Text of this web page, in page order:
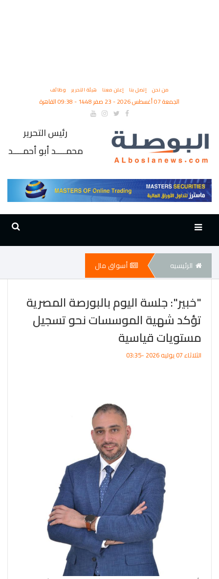
من نحن إتصل بنا إعلن معنا هيئة التحرير وظائف
الجمعة 07 أغسطس 2026 - 23 صفر 1448 - 09:38 القاهرة
رئيس التحرير
محمــــد أبو أحمــــد
الرئيسيه أسواق مال
"خبير": جلسة اليوم بالبورصة المصرية
تؤكد شهية الموسسات نحو تسجيل
مستويات قياسية
الثلاثاء 07 يوليه 2026 -03:35